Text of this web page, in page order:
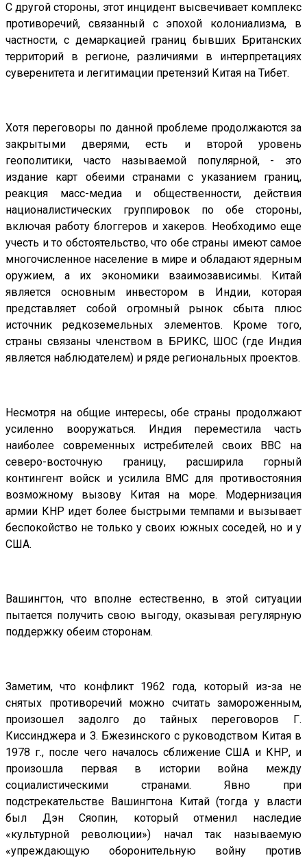
С другой стороны, этот инцидент высвечивает комплекс
противоречий, связанный с эпохой колониализма, в
частности, с демаркацией границ бывших Британских
территорий в регионе, различиями в интерпретациях
суверенитета и легитимации претензий Китая на Тибет.
Хотя переговоры по данной проблеме продолжаются за
закрытыми дверями, есть и второй уровень
геополитики, часто называемой популярной, - это
издание карт обеими странами с указанием границ,
реакция масс-медиа и общественности, действия
националистических группировок по обе стороны,
включая работу блоггеров и хакеров. Необходимо еще
учесть и то обстоятельство, что обе страны имеют самое
многочисленное население в мире и обладают ядерным
оружием, а их экономики взаимозависимы. Китай
является основным инвестором в Индии, которая
представляет собой огромный рынок сбыта плюс
источник редкоземельных элементов. Кроме того,
страны связаны членством в БРИКС, ШОС (где Индия
является наблюдателем) и ряде региональных проектов.
Несмотря на общие интересы, обе страны продолжают
усиленно вооружаться. Индия переместила часть
наиболее современных истребителей своих ВВС на
северо-восточную границу, расширила горный
контингент войск и усилила ВМС для противостояния
возможному вызову Китая на море. Модернизация
армии КНР идет более быстрыми темпами и вызывает
беспокойство не только у своих южных соседей, но и у
США.
Вашингтон, что вполне естественно, в этой ситуации
пытается получить свою выгоду, оказывая регулярную
поддержку обеим сторонам.
Заметим, что конфликт 1962 года, который из-за не
снятых противоречий можно считать замороженным,
произошел задолго до тайных переговоров Г.
Киссинджера и З. Бжезинского с руководством Китая в
1978 г., после чего началось сближение США и КНР, и
произошла первая в истории война между
социалистическими странами. Явно при
подстрекательстве Вашингтона Китай (тогда у власти
был Дэн Сяопин, который отменил наследие
«культурной революции») начал так называемую
«упреждающую оборонительную войну против